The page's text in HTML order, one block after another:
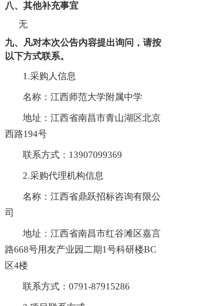
八、其他补充事宜
无
九、凡对本次公告内容提出询问，请按
以下方式联系。
1.采购人信息
名称：江西师范大学附属中学
地址：江西省南昌市青山湖区北京
西路194号
联系方式： 13907099369
2.采购代理机构信息
名称：江西省鼎跃招标咨询有限公
司
地址：江西省南昌市红谷滩区嘉言
路668号用友产业园二期1号科研楼BC
区4楼
联系方式： 0791-87915286